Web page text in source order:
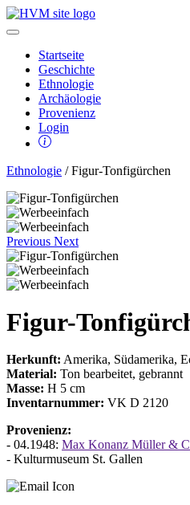
Startseite
Geschichte
Ethnologie
Archäologie
Provenienz
Login
Ethnologie / Figur-Tonfigürchen
Previous Next
Figur-
Herkunft: Amerika, Südamerika,
Material: Ton bearbeitet, gebrannt
Masse: H 5 cm
Inventarnummer: VK D 2120
Provenienz:
- 04.1948: Max Konanz Müller &
- Kulturmuseum St. Gallen